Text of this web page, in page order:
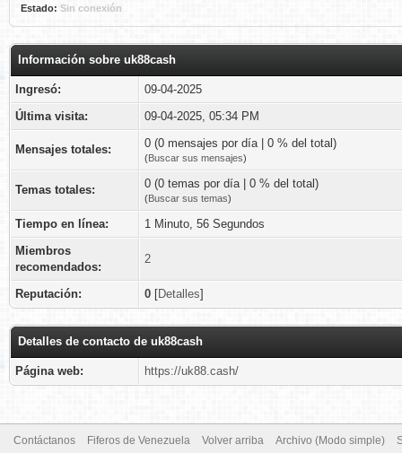
Estado: Sin conexión
Información sobre uk88cash
Ingresó:
09-04-2025
Última visita:
09-04-2025, 05:34 PM
Mensajes totales: 0 (0 mensajes por día | 0 % del total)
(Buscar sus mensajes)
Temas totales: 0 (0 temas por día | 0 % del total)
(Buscar sus temas)
Tiempo en línea:
1 Minuto, 56 Segundos
Miembros
recomendados:
2
Reputación: 0 [Detalles]
Detalles de contacto de uk88cash
Página web: https://uk88.cash/
Contáctanos Fiferos de Venezuela Volver arriba Archivo (Modo simple)